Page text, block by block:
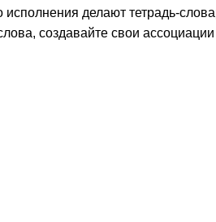
исполнения делают тетрадь-
создавайте свои